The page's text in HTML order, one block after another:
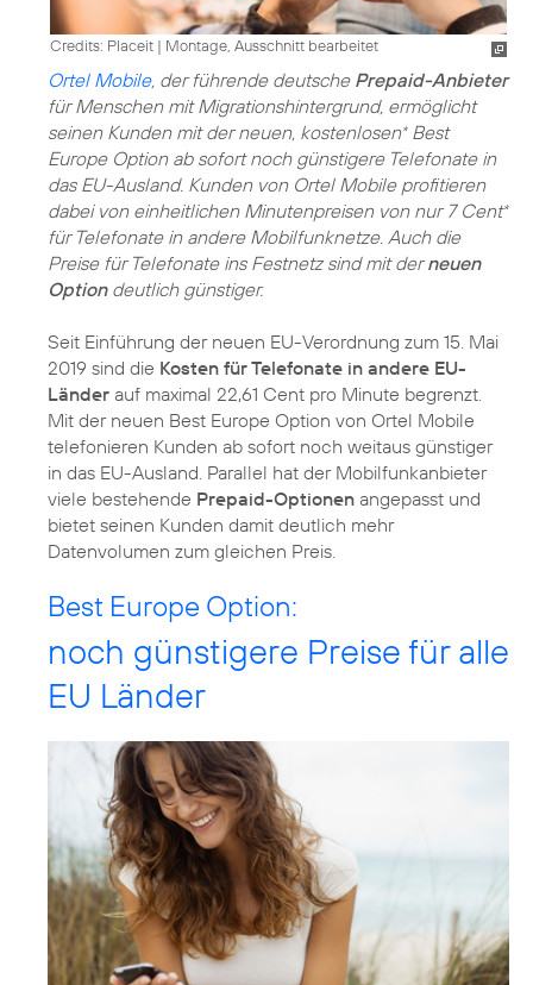
Credits: Placeit | Montage, Ausschnitt bearbeitet
Ortel Mobile, der führende deutsche Prepaid-Anbieter
für Menschen mit Migrationshintergrund, ermöglicht
seinen Kunden mit der neuen, kostenlosen*Best
Europe Option ab sofort noch günstigere Telefonate in
das EU-Ausland. Kunden von Ortel Mobile profitieren
dabei von einheitlichen Minutenpreisen von nur 7 Cent*
für Telefonate in andere Mobilfunknetze. Auch die
Preise für Telefonate ins Festnetz sind mit derneuen
Optiondeutlich günstiger.
Seit Einführung der neuen EU-Verordnung zum 15. Mai
2019 sind die Kosten für Telefonate in andere EU-
Länder auf maximal 22,61 Cent pro Minute begrenzt.
Mit der neuen Best Europe Option von Ortel Mobile
telefonieren Kunden ab sofort noch weitaus günstiger
in das EU-Ausland. Parallel hat der Mobilfunkanbieter
viele bestehende Prepaid-Optionen angepasst und
bietet seinen Kunden damit deutlich mehr
Datenvolumen zum gleichen Preis.
Best Europe Option:
noch günstigere Preise für alle
EU Länder